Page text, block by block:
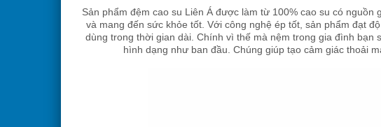
Sản phẩm đệm cao su Liên Á được làm từ 100% cao su có nguồn
và mang đến sức khỏe tốt. Với công nghệ ép tốt, sản phẩm đạt
dùng trong thời gian dài. Chính vì thế mà nệm trong gia đình bạn
hình dạng như ban đầu. Chúng giúp tạo cảm giác thoải